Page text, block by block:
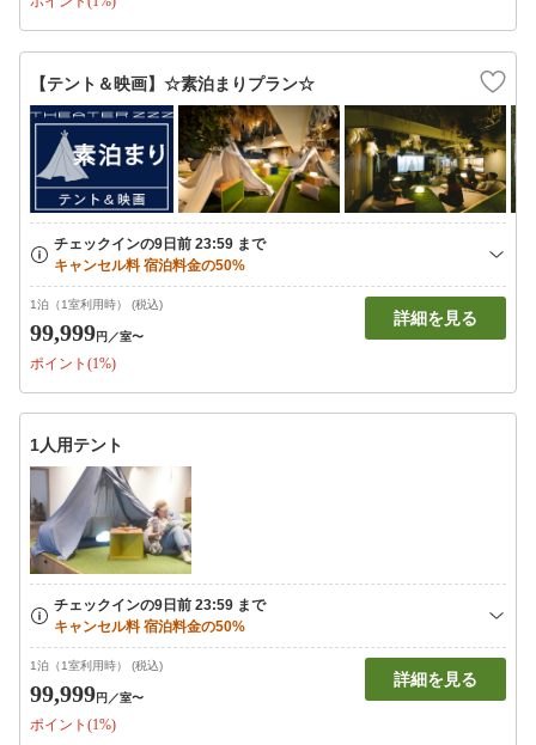
【テント＆映画】☆素泊まりプラン☆
1泊（1室利用時） (税込)
99,999円 ／室〜
ポイント(1%)
詳細を見る
1人用テント
1泊（1室利用時） (税込)
99,999円 ／室〜
ポイント(1%)
詳細を見る